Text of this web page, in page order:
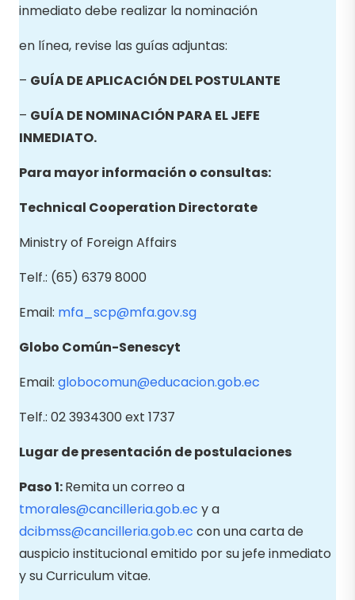
inmediato debe realizar la nominación
en línea, revise las guías adjuntas:
– GUÍA DE APLICACIÓN DEL POSTULANTE
– GUÍA DE NOMINACIÓN PARA EL JEFE
INMEDIATO.
Para mayor información o consultas:
Technical Cooperation Directorate
Ministry of Foreign Affairs
Telf.: (65) 6379 8000
Email: mfa_scp@mfa.gov.sg
Globo Común-Senescyt
Email: globocomun@educacion.gob.ec
Telf.: 02 3934300 ext 1737
Lugar de presentación de postulaciones
Paso 1:Remita un correo a
tmorales@cancilleria.gob.ec y a
dcibmss@cancilleria.gob.ec con una carta de
auspicio institucional emitido por su jefe inmediato
y su Curriculum vitae.